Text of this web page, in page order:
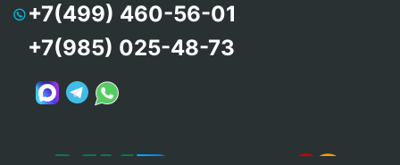
+7(499) 460-56-01
+7(985) 025-48-73